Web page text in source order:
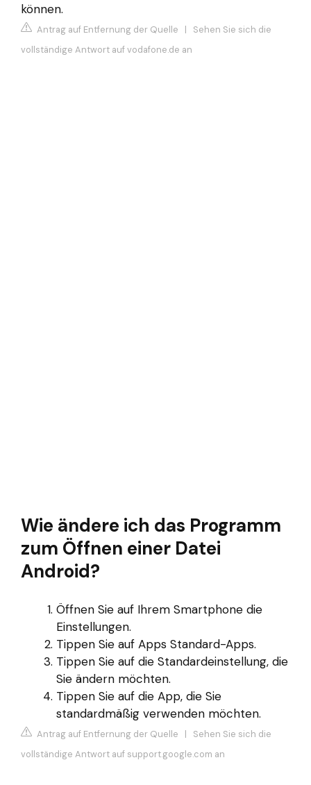
können.
Antrag auf Entfernung der Quelle | Sehen Sie sich die
vollständige Antwort auf vodafone.de an
Wie ändere ich das Programm
zum Öffnen einer Datei
Android?
Öffnen Sie auf Ihrem Smartphone die
Einstellungen.
Tippen Sie auf Apps Standard-Apps.
Tippen Sie auf die Standardeinstellung, die
Sie ändern möchten.
Tippen Sie auf die App, die Sie
standardmäßig verwenden möchten.
Antrag auf Entfernung der Quelle | Sehen Sie sich die
vollständige Antwort auf support.google.com an